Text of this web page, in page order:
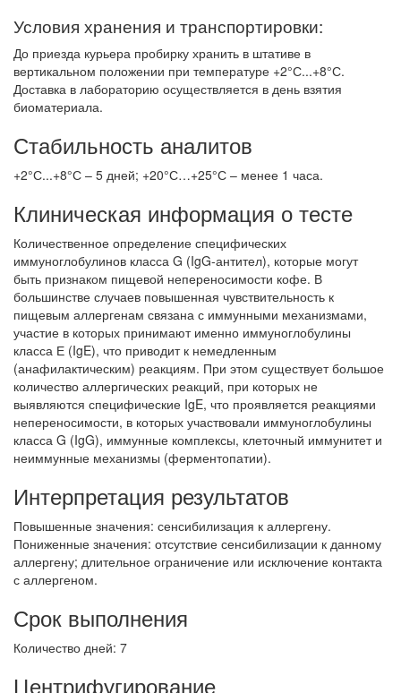
Условия хранения и транспортировки:
До приезда курьера пробирку хранить в штативе в
вертикальном положении при температуре +2°С...+8°С.
Доставка в лабораторию осуществляется в день взятия
биоматериала.
Стабильность аналитов
+2°С...+8°С – 5 дней; +20°С…+25°С – менее 1 часа.
Клиническая информация о тесте
Количественное определение специфических
иммуноглобулинов класса G (IgG-антител), которые могут
быть признаком пищевой непереносимости кофе. В
большинстве случаев повышенная чувствительность к
пищевым аллергенам связана с иммунными механизмами,
участие в которых принимают именно иммуноглобулины
класса Е (IgE), что приводит к немедленным
(анафилактическим) реакциям. При этом существует большое
количество аллергических реакций, при которых не
выявляются специфические IgE, что проявляется реакциями
непереносимости, в которых участвовали иммуноглобулины
класса G (IgG), иммунные комплексы, клеточный иммунитет и
неиммунные механизмы (ферментопатии).
Интерпретация результатов
Повышенные значения: сенсибилизация к аллергену.
Пониженные значения: отсутствие сенсибилизации к данному
аллергену; длительное ограничение или исключение контакта
с аллергеном.
Срок выполнения
Количество дней: 7
Центрифугирование